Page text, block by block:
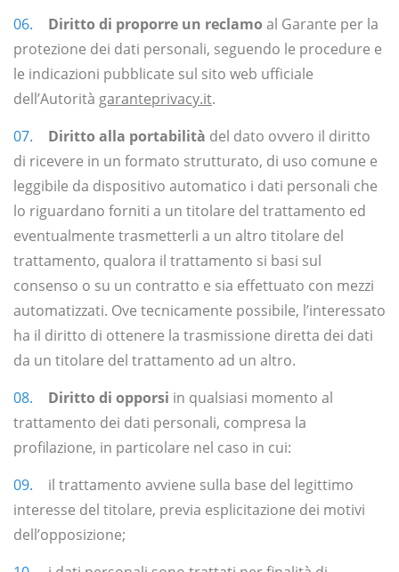
Diritto di proporre un reclamo al Garante per la
protezione dei dati personali, seguendo le procedure e
le indicazioni pubblicate sul sito web ufficiale
dell’Autorità garanteprivacy.it.
Diritto alla portabilità del dato ovvero il diritto
di ricevere in un formato strutturato, di uso comune e
leggibile da dispositivo automatico i dati personali che
lo riguardano forniti a un titolare del trattamento ed
eventualmente trasmetterli a un altro titolare del
trattamento, qualora il trattamento si basi sul
consenso o su un contratto e sia effettuato con mezzi
automatizzati. Ove tecnicamente possibile, l’interessato
ha il diritto di ottenere la trasmissione diretta dei dati
da un titolare del trattamento ad un altro.
Diritto di opporsi in qualsiasi momento al
trattamento dei dati personali, compresa la
profilazione, in particolare nel caso in cui:
il trattamento avviene sulla base del legittimo
interesse del titolare, previa esplicitazione dei motivi
dell’opposizione;